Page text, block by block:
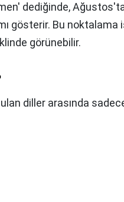
dediğinde,
gösterir. Bu noktalama
görünebilir.
diller arasında